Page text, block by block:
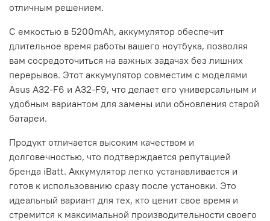
отличным решением.
С емкостью в 5200mAh, аккумулятор обеспечит
длительное время работы вашего ноутбука, позволяя
вам сосредоточиться на важных задачах без лишних
перерывов. Этот аккумулятор совместим с моделями
Asus A32-F6 и A32-F9, что делает его универсальным и
удобным вариантом для замены или обновления старой
батареи.
Продукт отличается высоким качеством и
долговечностью, что подтверждается репутацией
бренда iBatt. Аккумулятор легко устанавливается и
готов к использованию сразу после установки. Это
идеальный вариант для тех, кто ценит свое время и
стремится к максимальной производительности своего